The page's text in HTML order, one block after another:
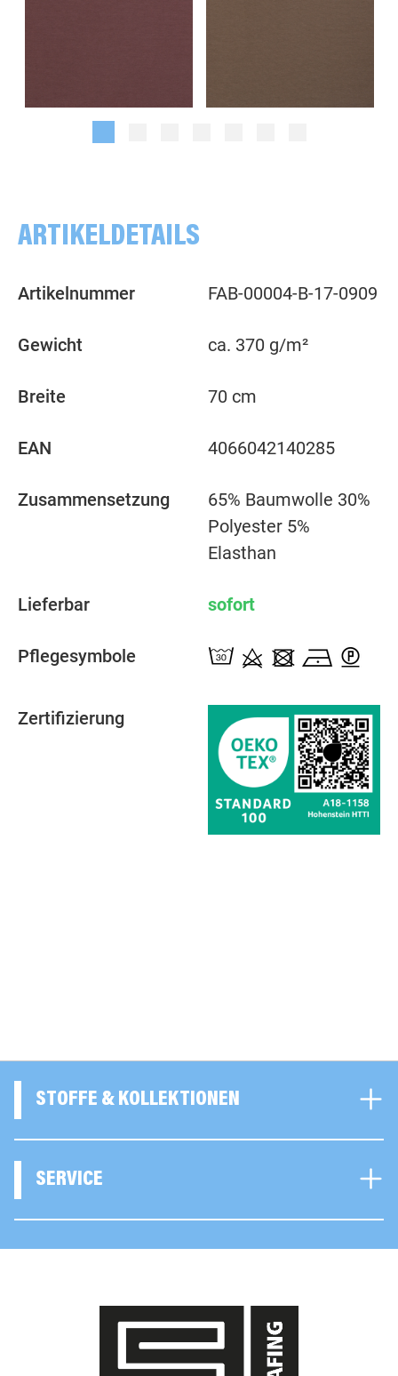
ARTIKELDETAILS
Artikelnummer FAB-00004-B-17-0909
Gewicht ca. 370 g/m²
Breite 70 cm
EAN 4066042140285
Zusammensetzung
65% Baumwolle 30%
Polyester 5%
Elasthan
Lieferbar sofort
Pflegesymbole
Zertifizierung
STOFFE & KOLLEKTIONEN
SERVICE